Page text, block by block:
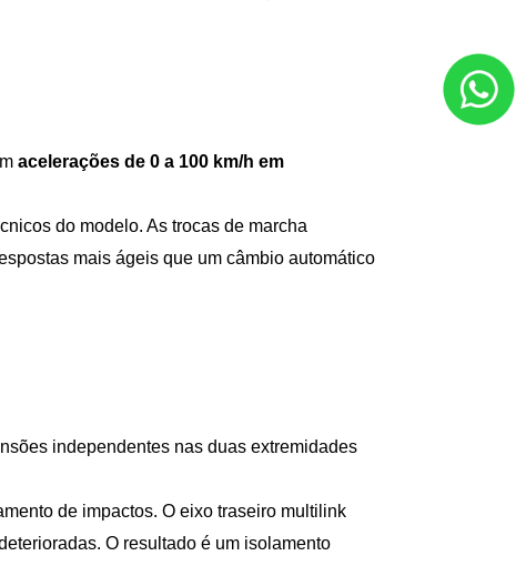
acelerações de 0 a 100 km/h em
do modelo. As trocas de marcha
mais ágeis que um câmbio automático
independentes nas duas extremidades
de impactos. O eixo traseiro multilink
O resultado é um isolamento